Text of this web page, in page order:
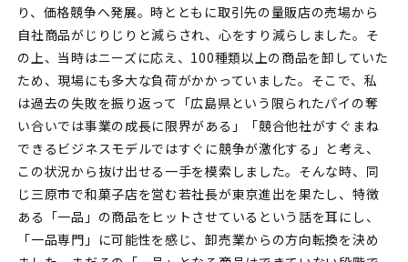
り、価格競争へ発展。時とともに取引先の量販店の売場から
自社商品がじりじりと減らされ、心をすり減らしました。そ
の上、当時はニーズに応え、100種類以上の商品を卸していた
ため、現場にも多大な負荷がかかっていました。そこで、私
は過去の失敗を振り返って「広島県という限られたパイの奪
い合いでは事業の成長に限界がある」「競合他社がすぐまね
できるビジネスモデルではすぐに競争が激化する」と考え、
この状況から抜け出せる一手を模索しました。そんな時、同
じ三原市で和菓子店を営む若社長が東京進出を果たし、特徴
ある「一品」の商品をヒットさせているという話を耳にし、
「一品専門」に可能性を感じ、卸売業からの方向転換を決め